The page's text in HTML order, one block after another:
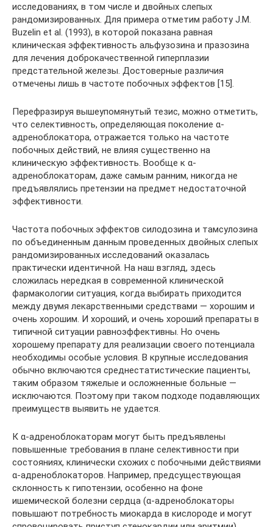
исследованиях, в том числе и двойных слепых
рандомизированных. Для примера отметим работу J.M.
Buzelin et al. (1993), в которой показана равная
клиническая эффективность альфузозина и празозина
для лечения доброкачественной гиперплазии
предстательной железы. Достоверные различия
отмечены лишь в частоте побочных эффектов [15].
Перефразируя вышеупомянутый тезис, можно отметить,
что селективность, определяющая поколение α-
адреноблокатора, отражается только на частоте
побочных действий, не влияя существенно на
клиническую эффективность. Вообще к α-
адреноблокаторам, даже самым ранним, никогда не
предъявлялись претензии на предмет недостаточной
эффективности.
Частота побочных эффектов силодозина и тамсулозина
по объединенным данным проведенных двойных слепых
рандомизированных исследований оказалась
практически идентичной. На наш взгляд, здесь
сложилась нередкая в современной клинической
фармакологии ситуация, когда выбирать приходится
между двумя лекарственными средствами — хорошим и
очень хорошим. И хороший, и очень хороший препараты в
типичной ситуации равноэффективны. Но очень
хорошему препарату для реализации своего потенциала
необходимы особые условия. В крупные исследования
обычно включаются среднестатистические пациенты,
таким образом тяжелые и осложненные больные —
исключаются. Поэтому при таком подходе подавляющих
преимуществ выявить не удается.
К α-адреноблокаторам могут быть предъявлены
повышенные требования в плане селективности при
состояниях, клинически схожих с побочными действиями
α-адреноблокаторов. Например, предсуществующая
склонность к гипотензии, особенно на фоне
ишемической болезни сердца (α-адреноблокаторы
повышают потребность миокарда в кислороде и могут